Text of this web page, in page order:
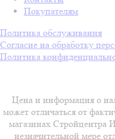
Покупателям
Политика обслуживания
Согласие на обработку
Политика
Цена и информация о
может отличаться от
магазинах Стройцентра
незначительной мере